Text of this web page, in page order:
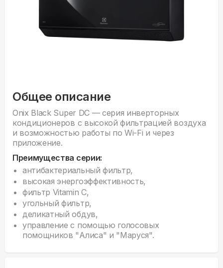
Общее описание
Onix Black Super DC — серия инверторных
кондиционеров с высокой фильтрацией воздуха
и возможностью работы по Wi-Fi и через
приложение.
Преимущества серии:
антибактериальный фильтр,
высокая энергоэффективность,
фильтр Vitamin C,
угольный фильтр,
деликатный обдув,
управление с помощью голосовых
помощников "Алиса" и "Маруся".